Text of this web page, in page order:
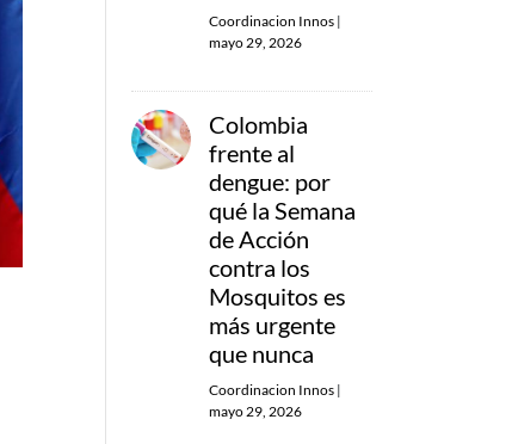
Coordinacion Innos |
mayo 29, 2026
Colombia
frente al
dengue: por
qué la Semana
de Acción
contra los
Mosquitos es
más urgente
que nunca
Coordinacion Innos |
mayo 29, 2026